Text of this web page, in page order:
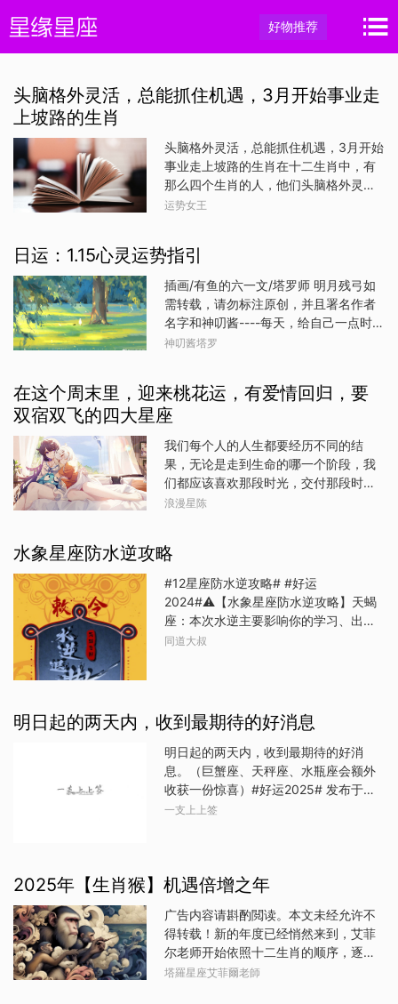
好物推荐
头脑格外灵活，总能抓住机遇，3月开始事业走
上坡路的生肖
头脑格外灵活，总能抓住机遇，3月开始
事业走上坡路的生肖在十二生肖中，有
那么四个生肖的人，他们头脑格外灵
活，总能敏锐地抓住生活中的每一个机
和希望。让我们一起来看看这四个生肖
是谁吧！属猴生肖猴的人天生聪明、机
智过人。他们善于观察和分析，总能从
复杂的情况中找到解决问题的关键。3月
开始，猴儿们的事业运势逐渐上升，他
们凭借敏锐的洞察力和灵活的头脑，成
新项目还是投资理财的新领域，猴儿们
都能迅速做出决策，并付诸实践。他们
的果敢和智慧使得他们在事业上取得了
骄人的成绩，令人羡慕不已。属蛇生肖
蛇的人同样具有敏锐的洞察力和灵活的
头脑。他们善于思考和分析，总能在关
键时刻做出正确的决策。3月开始，蛇儿
上司和同事的认可和赞赏。同时，蛇儿
们也善于与人沟通和协作，这使得他们
在团队中发挥着举足
运势女王
日运：1.15心灵运势指引
插画/有鱼的六一文/塔罗师 明月残弓如
需转载，请勿标注原创，并且署名作者
名字和神叨酱----每天，给自己一点时
间，静下来，关注自己的内心。每日心
图腾指引】在今天大家如果有空也可以
绘画今日的图腾，会有一定的疗愈、并
河的白风指引：通过表达，你能够学到
不少东西。因为当你要表达一件事的时
候，你首先需要在脑海里重新将这件事
进行整理，于是这样的二次学习的状态
天多沟通！【神谕卡占卜指引】规则：
保持内心安静的状态，在心中默念
1.15，大自然神谕卡给予我的指引是什
么？从下面四张牌中凭感觉选出一张
来，切记不可刻意选择不可反复挑选，
选好后下翻查看答案。不能偷看答案哦
神叨酱塔罗
在这个周末里，迎来桃花运，有爱情回归，要
双宿双飞的四大星座
我们每个人的人生都要经历不同的结
果，无论是走到生命的哪一个阶段，我
们都应该喜欢那段时光，交付那段时光
该交付的情感，也完成那个阶段该履行
来桃花运，有爱情回归，要双宿双飞。
天蝎座天蝎座的朋友在这个周末里，迎
来桃花运，你们会真心去爱一个人。时
光匆匆而过，你们在时间的流逝中发现
了一个人的好，被温柔以待，用真心换
真情，不错啊。射手座射手座的朋友在
终能否如愿，要看你们自己的了。狮子
座狮子座的朋友在这个周末里，迎来桃
花运，你们或许会再次和旧爱告白，对
方也会被你们的诚意感动，得以重修旧
好。时间在流逝，能不能修成正果，就
看你们的了。金牛座金牛座的朋友在这
不了有摩擦哦。双宿双飞说起来容易，
做起来也不易，要彼此信任，天
浪漫星陈
水象星座防水逆攻略
#12星座防水逆攻略# #好运
2024#⚠️【水象星座防水逆攻略】天蝎
座：本次水逆主要影响你的学习、出行
领域。沟通表达容易有误会，学习思路
做好备份，学习用品收纳好，准考证、
考场仔细确认。如果有出行安排，确认
好车次和时间，行李物品准备充分，以
应对突发状况。水逆后期多加注意对物
质金钱的态度。自大和傲娇可能会让钱
不经意就花去了。如果不能控制欲望，
系方面这月以来你都很谨慎，注意说话
有的关系太有压迫感，甚至来不及开口
解释，误会和委屈无从辩解。另外，结
婚、合作签约、项目谈判、法律事务尽
可能避开这段时间。如果无法延期，那
同道大叔
明日起的两天内，收到最期待的好消息
明日起的两天内，收到最期待的好消
息。（巨蟹座、天秤座、水瓶座会额外
收获一份惊喜）#好运2025# 发布于：
甘肃
一支上上签
2025年【生肖猴】机遇倍增之年
广告内容请斟酌閲读。本文未经允许不
得转载！新的年度已经悄然来到，艾菲
尔老师开始依照十二生肖的顺序，逐一
为大家揭晓每个生肖的年度运势。在这
塔羅星座艾菲爾老師